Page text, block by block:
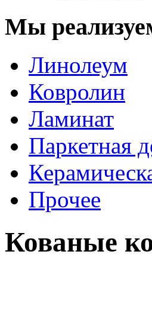
Мы
Линолеум
Ковролин
Ламинат
Паркетная
Прочее
Кованые